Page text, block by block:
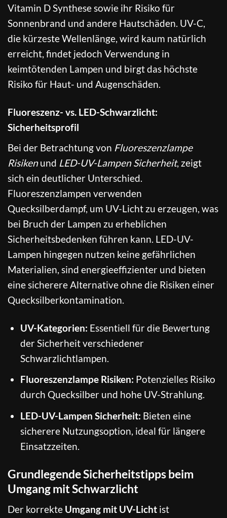
Vitamin D Synthese sowie ihr Risiko für
Sonnenbrand und andere Hautschäden. UV-C,
die kürzeste Wellenlänge, wird kaum natürlich
erreicht, findet jedoch Verwendung in
keimtötenden Lampen und birgt das höchste
Risiko für Haut- und Augenschäden.
Fluoreszenz- vs. LED-Schwarzlicht:
Sicherheitsprofil
Bei der Betrachtung von Fluoreszenzlampe
Risikenund LED-UV-Lampen Sicherheit, zeigt
sich ein deutlicher Unterschied.
Fluoreszenzlampen verwenden
Quecksilberdampf, um UV-Licht zu erzeugen, was
bei Bruch der Lampen zu erheblichen
Sicherheitsbedenken führen kann. LED-UV-
Lampen hingegen nutzen keine gefährlichen
Materialien, sind energieeffizienter und bieten
eine sicherere Alternative ohne die Risiken einer
Quecksilberkontamination.
UV-Kategorien: Essentiell für die Bewertung
der Sicherheit verschiedener
Schwarzlichtlampen.
Fluoreszenzlampe Risiken: Potenzielles Risiko
durch Quecksilber und hohe UV-Strahlung.
LED-UV-Lampen Sicherheit: Bieten eine
sicherere Nutzungsoption, ideal für längere
Einsatzzeiten.
Grundlegende Sicherheitstipps beim
Umgang mit Schwarzlicht
Der korrekte Umgang mit UV-Licht ist